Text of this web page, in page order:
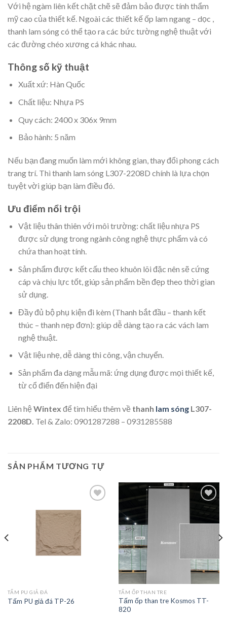
Với hệ ngàm liên kết chặt chẽ sẽ đảm bảo được tính thẩm
mỹ cao của thiết kế. Ngoài các thiết kế ốp lam ngang – dọc ,
thanh lam sóng có thể tạo ra các bức tường nghệ thuật với
các đường chéo xương cá khác nhau.
Thông số kỹ thuật
Xuất xứ: Hàn Quốc
Chất liệu: Nhựa PS
Quy cách: 2400 x 306x 9mm
Bảo hành: 5 năm
Nếu bạn đang muốn làm mới không gian, thay đổi phong cách
trang trí. Thì thanh lam sóng L307-2208D chính là lựa chọn
tuyệt vời giúp bạn làm điều đó.
Ưu điểm nổi trội
Vật liệu thân thiên với môi trường: chất liệu nhựa PS
được sử dụng trong ngành công nghệ thực phẩm và có
chứa than hoạt tính.
Sản phẩm được kết cấu theo khuôn lõi đặc nên sẽ cứng
cáp và chịu lực tốt, giúp sản phẩm bền đẹp theo thời gian
sử dụng.
Đầy đủ bộ phụ kiện đi kèm (Thanh bắt đầu – thanh kết
thúc – thanh nẹp đơn): giúp dễ dàng tạo ra các vách lam
nghệ thuật.
Vật liệu nhẹ, dễ dàng thi công, vận chuyển.
Sản phẩm đa dạng mẫu mã: ứng dụng được mọi thiết kế,
từ cổ điển đến hiện đại
Liên hệ Wintex để tìm hiểu thêm về thanh lam sóng L307-
2208D. Tel & Zalo: 0901287288 – 0931285588
SẢN PHẨM TƯƠNG TỰ
TẤM PU GIẢ ĐÁ
Tấm PU giả đá TP-26
Add to
TẤM ỐP THAN TRE
Tấm ốp than tre Kosmos TT-
820